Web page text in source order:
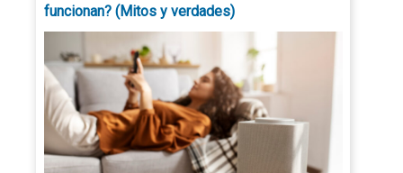
funcionan? (Mitos y verdades)